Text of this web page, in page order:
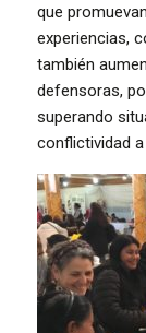
que
experiencias,
también
defensoras,
superando
conflictividad a